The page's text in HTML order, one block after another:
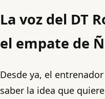
La voz del DT
el empate de
Desde ya, el
saber la idea que